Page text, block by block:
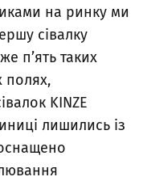
на ринку ми
сівалку
п’ять таких
полях,
KINZE
лишились із